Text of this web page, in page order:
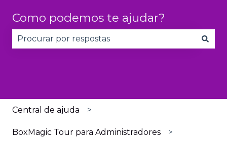
Como podemos te ajudar?
Central de ajuda
BoxMagic Tour para Administradores